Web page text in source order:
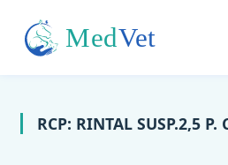
RCP: RINTAL SUSP.2,5 P.